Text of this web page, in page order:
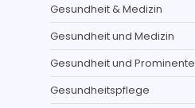
Gesundheit & Medizin
Gesundheit und Medizin
Gesundheit und Prominente
Gesundheitspflege